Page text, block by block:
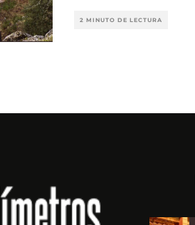
2 MINUTO DE LECTURA